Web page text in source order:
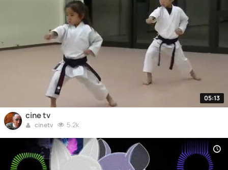
05:13
cine tv
cinetv 5.2k